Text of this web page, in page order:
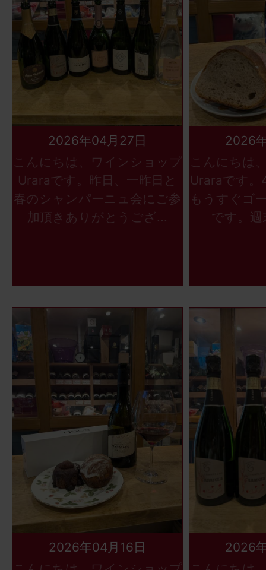
2026年04月27日
こんにちは、ワインショップ
Uraraです。昨日、一昨日と
春のシャンパーニュ会にご参
加頂きありがとうござ...
2026
こんにちは
Uraraです。
もうすぐゴ
です。
2026年04月16日
2026